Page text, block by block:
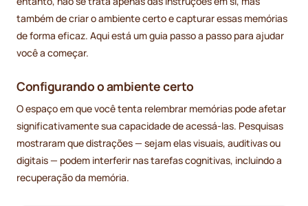
também de criar o ambiente certo e capturar essas memórias
de forma eficaz. Aqui está um guia passo a passo para ajudar
você a começar.
Configurando o ambiente certo
O espaço em que você tenta relembrar memórias pode afetar
significativamente sua capacidade de acessá-las. Pesquisas
mostraram que distrações — sejam elas visuais, auditivas ou
digitais — podem interferir nas tarefas cognitivas, incluindo a
recuperação da memória.